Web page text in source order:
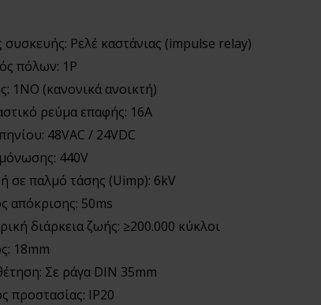
Ρελέ καστάνιας (impulse relay)
πόλων: 1P
1NO (κανονικά ανοικτή)
ρεύμα επαφής: 16A
48VAC / 24VDC
440V
σε παλμό τάσης (Uimp): 6kV
απόκρισης: 50ms
διάρκεια ζωής: ≥200.000 κύκλοι
18mm
Σε ράγα DIN 35mm
προστασίας: IP20